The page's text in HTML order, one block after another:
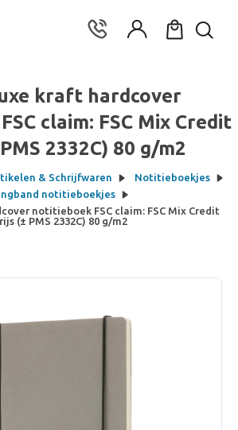
kraft hardcover
claim: FSC Mix Credit
2332C) 80 g/m2
& Schrijfwaren
Notitieboekjes
notitieboekjes
notitieboek FSC claim: FSC Mix Credit
(± PMS 2332C) 80 g/m2